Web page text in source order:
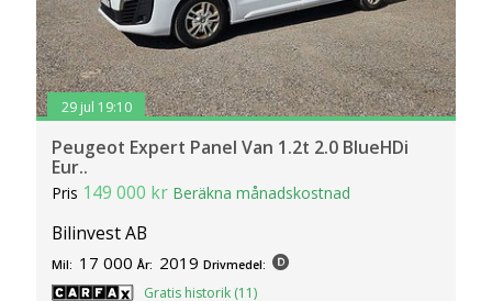
29 jul 19:10
Peugeot Expert Panel Van 1.2t 2.0 BlueHDi
Eur..
Pris 149 000 kr Beräkna månadskostnad
Bilinvest AB
Mil: 17 000 År: 2019 Drivmedel:
Gratis historik (11)